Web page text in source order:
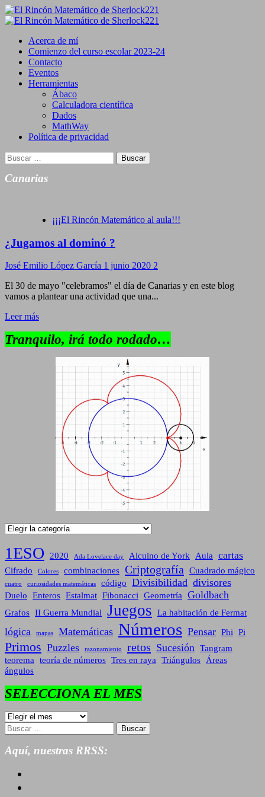
Saltar
al
Primary
Acerca de mí
Comienzo del curso escolar 2023-24
Contacto
Eventos
Herramientas
Ábaco
Calculadora científica
Dados
MathWay
Política de privacidad
Buscar:
Canarias
¡¡¡El Rincón Matemático al aula!!!
¿Jugamos al dominó ?
José Emilio López García 1 junio 2020 2
El 30 de mayo "celebramos" el día de Canarias y en este blog
vamos a plantear una actividad que una...
Leer más
Tranquilo, irá todo rodado…
Categorías
1ESO 2020 Ada Lovelace day Alcuino de York Aula cartas
Cifrado Colores combinaciones Criptografía Cuadrado mágico
cuatro curiosidades matemáticas código Divisibilidad divisores
Duelo Enteros Estalmat Fibonacci Geometría Goldbach
Grafos II Guerra Mundial Juegos La habitación de Fermat
lógica mapas Matemáticas Números Pensar Phi Pi
Primos Puzzles razonamiento retos Sucesión Tangram
teorema teoría de números Tres en raya Triángulos Áreas
ángulos
SELECCIONA EL MES
SELECCIONA
EL
MES
Buscar:
Aquí, nuestras RRSS: